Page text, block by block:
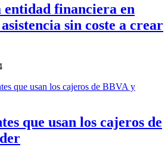
financiera en
sin coste a crear
que usan los cajeros de